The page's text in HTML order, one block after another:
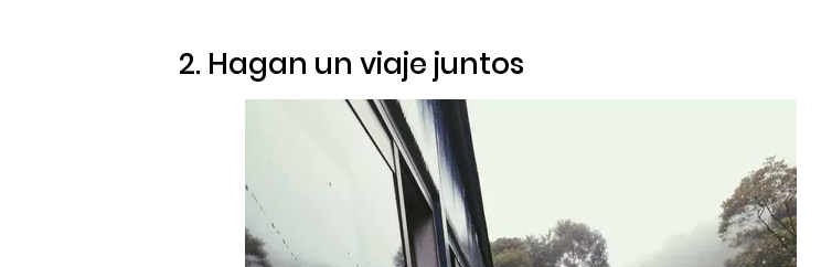
2. Hagan un viaje juntos